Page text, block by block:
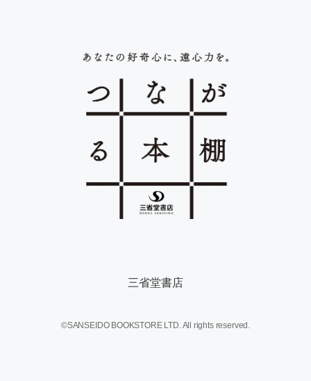
三省堂書店
©SANSEIDO BOOKSTORE LTD. All rights reserved.